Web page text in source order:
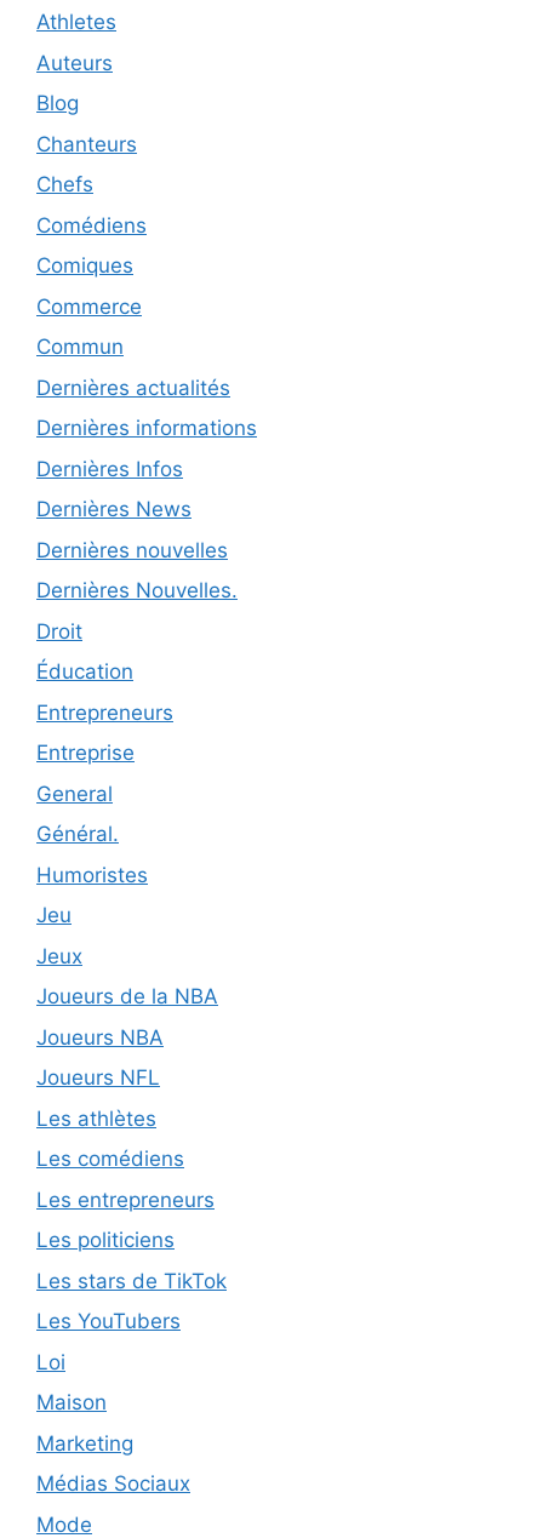
Athletes
Auteurs
Blog
Chanteurs
Chefs
Comédiens
Comiques
Commerce
Commun
Dernières actualités
Dernières informations
Dernières Infos
Dernières News
Dernières nouvelles
Dernières Nouvelles.
Droit
Éducation
Entrepreneurs
Entreprise
General
Général.
Humoristes
Jeu
Jeux
Joueurs de la NBA
Joueurs NBA
Joueurs NFL
Les athlètes
Les comédiens
Les entrepreneurs
Les politiciens
Les stars de TikTok
Les YouTubers
Loi
Maison
Marketing
Médias Sociaux
Mode